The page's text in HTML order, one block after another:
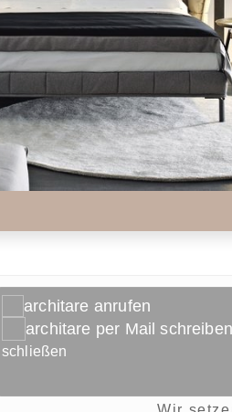
architare anrufen
architare per Mail schreiben
schließen